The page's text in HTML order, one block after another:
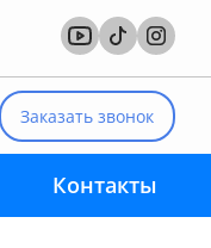
Заказать звонок
Контакты